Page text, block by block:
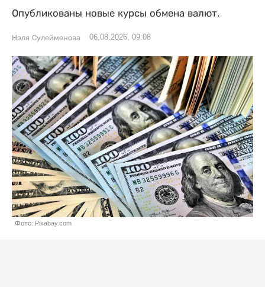
Опубликованы новые курсы обмена валют.
Нэля Сулейменова 06.08.2026, 09:08
Фото: Pixabay.com